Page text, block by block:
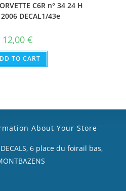
C6R n° 34 24 H
2006 DECAL1/43e
12,00 €
TO CART
About Your Store
6 place du foirail bas,